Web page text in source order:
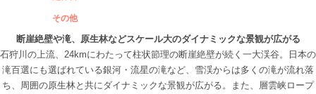
その他
断崖絶壁や滝、原生林などスケール大のダイナミックな景観が広がる
石狩川の上流、24kmにわたって柱状節理の断崖絶壁が続く一大渓谷。日本の
滝百選にも選ばれている銀河・流星の滝など、雪渓からは多くの滝が流れ落
ち、周囲の原生林と共にダイナミックな景観が広がる。また、層雲峡ロープ